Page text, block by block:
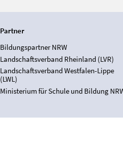
Partner
Bildungspartner NRW
Landschaftsverband Rheinland (LVR)
Landschaftsverband Westfalen-Lippe
(LWL)
Ministerium für Schule und Bildung